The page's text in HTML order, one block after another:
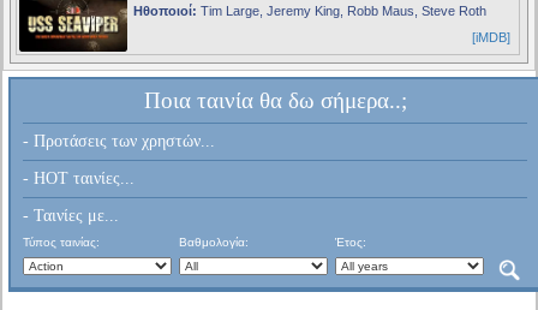
Ηθοποιοί: Tim Large, Jeremy King, Robb Maus, Steve Roth
[iMDB]
Ποια ταινία θα δω σήμερα..;
- Προτάσεις των χρηστών...
- HOT ταινίες...
- Ταινίες με...
Τύπος ταινίας: Βαθμολογία: Έτος: